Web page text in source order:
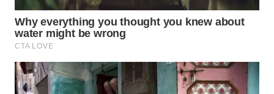
WAHANA
ADVOKAT
WAHANA
INFRASTRUKTUR